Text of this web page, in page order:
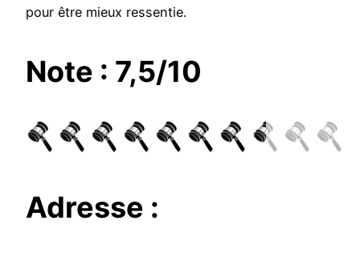
pour être mieux ressentie.
Note : 7,5/10
Adresse :